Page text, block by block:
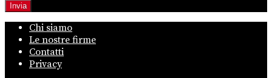
Chi siamo
Le nostre firme
Contatti
Privacy